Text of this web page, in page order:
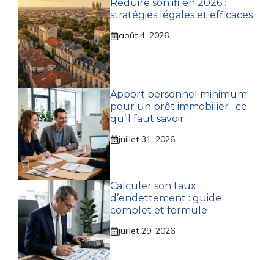
Réduire son ifi en 2026 :
stratégies légales et efficaces
août 4, 2026
Apport personnel minimum
pour un prêt immobilier : ce
qu’il faut savoir
juillet 31, 2026
Calculer son taux
d’endettement : guide
complet et formule
juillet 29, 2026